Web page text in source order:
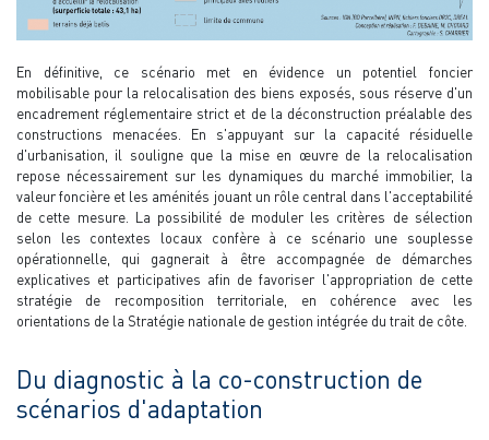
En définitive, ce scénario met en évidence un potentiel foncier
mobilisable pour la relocalisation des biens exposés, sous réserve d'un
encadrement réglementaire strict et de la déconstruction préalable des
constructions menacées. En s'appuyant sur la capacité résiduelle
d'urbanisation, il souligne que la mise en œuvre de la relocalisation
repose nécessairement sur les dynamiques du marché immobilier, la
valeur foncière et les aménités jouant un rôle central dans l'acceptabilité
de cette mesure. La possibilité de moduler les critères de sélection
selon les contextes locaux confère à ce scénario une souplesse
opérationnelle, qui gagnerait à être accompagnée de démarches
explicatives et participatives afin de favoriser l'appropriation de cette
stratégie de recomposition territoriale, en cohérence avec les
orientations de la Stratégie nationale de gestion intégrée du trait de côte.
Du diagnostic à la co-construction de
scénarios d'adaptation